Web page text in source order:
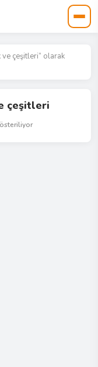
çeşitleri” olarak
çeşitleri